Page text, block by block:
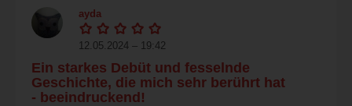
ayda
12.05.2024 – 19:42
Ein starkes Debüt und fesselnde
Geschichte, die mich sehr berührt hat
- beeindruckend!